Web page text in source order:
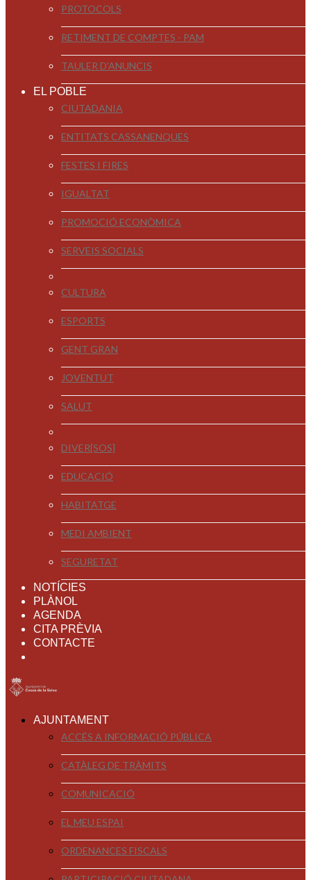
PROTOCOLS
RETIMENT DE COMPTES - PAM
TAULER D'ANUNCIS
EL POBLE
CIUTADANIA
ENTITATS CASSANENQUES
FESTES I FIRES
IGUALTAT
PROMOCIÓ ECONÒMICA
SERVEIS SOCIALS
CULTURA
ESPORTS
GENT GRAN
JOVENTUT
SALUT
DIVER[SOS]
EDUCACIÓ
HABITATGE
MEDI AMBIENT
SEGURETAT
NOTÍCIES
PLÀNOL
AGENDA
CITA PRÈVIA
CONTACTE
AJUNTAMENT
ACCÉS A INFORMACIÓ PÚBLICA
CATÀLEG DE TRÀMITS
COMUNICACIÓ
EL MEU ESPAI
ORDENANCES FISCALS